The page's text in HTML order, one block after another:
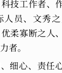
技工作者、
人员、文秀
柔寡断之人
者。
细心、责任